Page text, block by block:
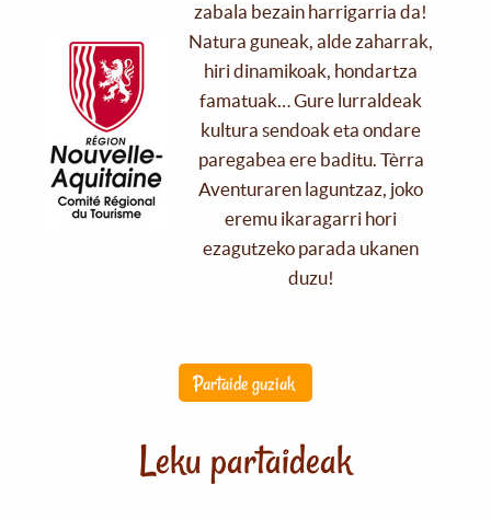
zabala bezain harrigarria da!
Natura guneak, alde zaharrak,
hiri dinamikoak, hondartza
famatuak… Gure lurraldeak
kultura sendoak eta ondare
paregabea ere baditu. Tèrra
Aventuraren laguntzaz, joko
eremu ikaragarri hori
ezagutzeko parada ukanen
duzu!
Partaide guziak
Leku partaideak